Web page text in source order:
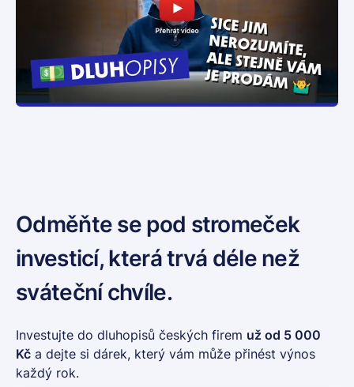
Odměňte se pod stromeček
investicí, která trvá déle než
sváteční chvíle.
Investujte do dluhopisů českých firem už od 5 000
Kč a dejte si dárek, který vám může přinést výnos
každý rok.